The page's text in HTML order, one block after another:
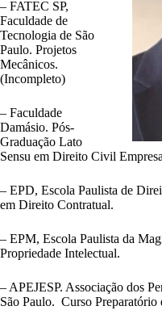
– FATEC SP,
Faculdade de
Tecnologia de São
Paulo. Projetos
Mecânicos.
(Incompleto)
– Faculdade
Damásio. Pós-
Graduação Lato
Sensu em Direito Civil
– EPD, Escola Paulista de
em Direito Contratual.
– EPM, Escola Paulista da
Propriedade Intelectual.
– APEJESP. Associação dos
São Paulo. Curso Preparatório